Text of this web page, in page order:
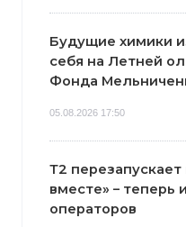
Будущие химики
себя на Летней
Фонда
05.08.2026 17:50
Т2
вместе» – теперь
операторов